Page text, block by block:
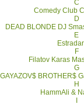
C
Comedy Club
D
DEAD BLONDE DJ
E
F
Filatov Karas
G
GAYAZOV$ BROTHER$
H
HammAli &